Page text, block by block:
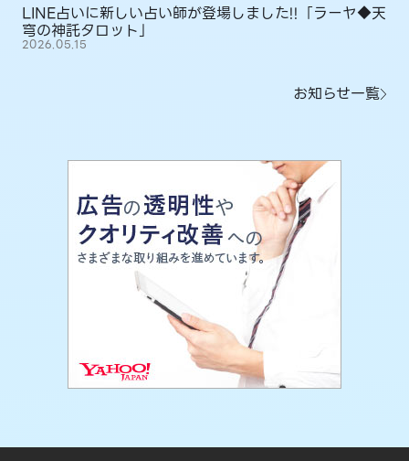
LINE占いに新しい占い師が登場しました!!「ラーヤ◆天
穹の神託タロット」
2026.05.15
お知らせ一覧